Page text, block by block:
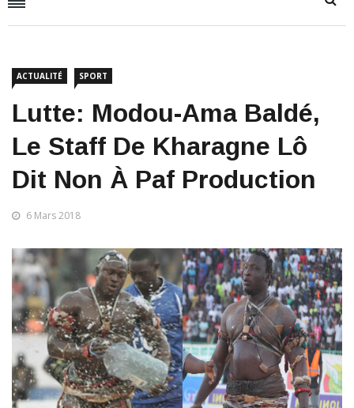
ACTUALITÉ SPORT
Lutte: Modou-Ama Baldé,
Le Staff De Kharagne Lô
Dit Non À Paf Production
6 Mars 2018